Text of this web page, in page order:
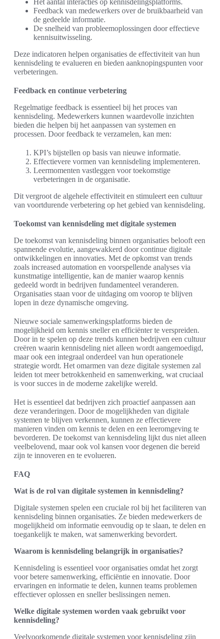
Het aantal interacties op kennisdelingsplatforms.
Feedback van medewerkers over de bruikbaarheid van
de gedeelde informatie.
De snelheid van probleemoplossingen door effectieve
kennisuitwisseling.
Deze indicatoren helpen organisaties de effectiviteit van hun
kennisdeling te evalueren en bieden aanknopingspunten voor
verbeteringen.
Feedback en continue verbetering
Regelmatige feedback is essentieel bij het proces van
kennisdeling. Medewerkers kunnen waardevolle inzichten
bieden die helpen bij het aanpassen van systemen en
processen. Door feedback te verzamelen, kan men:
KPI’s bijstellen op basis van nieuwe informatie.
Effectievere vormen van kennisdeling implementeren.
Leermomenten vastleggen voor toekomstige
verbeteringen in de organisatie.
Dit vergroot de algehele effectiviteit en stimuleert een cultuur
van voortdurende verbetering op het gebied van kennisdeling.
Toekomst van kennisdeling met digitale systemen
De toekomst van kennisdeling binnen organisaties belooft een
spannende evolutie, aangewakkerd door continue digitale
ontwikkelingen en innovaties. Met de opkomst van trends
zoals increased automation en voorspellende analyses via
kunstmatige intelligentie, kan de manier waarop kennis
gedeeld wordt in bedrijven fundamenteel veranderen.
Organisaties staan voor de uitdaging om voorop te blijven
lopen in deze dynamische omgeving.
Nieuwe sociale samenwerkingsplatforms bieden de
mogelijkheid om kennis sneller en efficiënter te verspreiden.
Door in te spelen op deze trends kunnen bedrijven een cultuur
creëren waarin kennisdeling niet alleen wordt aangemoedigd,
maar ook een integraal onderdeel van hun operationele
strategie wordt. Het omarmen van deze digitale systemen zal
leiden tot meer betrokkenheid en samenwerking, wat cruciaal
is voor succes in de moderne zakelijke wereld.
Het is essentieel dat bedrijven zich proactief aanpassen aan
deze veranderingen. Door de mogelijkheden van digitale
systemen te blijven verkennen, kunnen ze effectievere
manieren vinden om kennis te delen en een leeromgeving te
bevorderen. De toekomst van kennisdeling lijkt dus niet alleen
veelbelovend, maar ook vol kansen voor degenen die bereid
zijn te innoveren en te evolueren.
FAQ
Wat is de rol van digitale systemen in kennisdeling?
Digitale systemen spelen een cruciale rol bij het faciliteren van
kennisdeling binnen organisaties. Ze bieden medewerkers de
mogelijkheid om informatie eenvoudig op te slaan, te delen en
toegankelijk te maken, wat samenwerking bevordert.
Waarom is kennisdeling belangrijk in organisaties?
Kennisdeling is essentieel voor organisaties omdat het zorgt
voor betere samenwerking, efficiëntie en innovatie. Door
ervaringen en informatie te delen, kunnen teams problemen
effectiever oplossen en sneller beslissingen nemen.
Welke digitale systemen worden vaak gebruikt voor
kennisdeling?
Veelvoorkomende digitale systemen voor kennisdeling zijn